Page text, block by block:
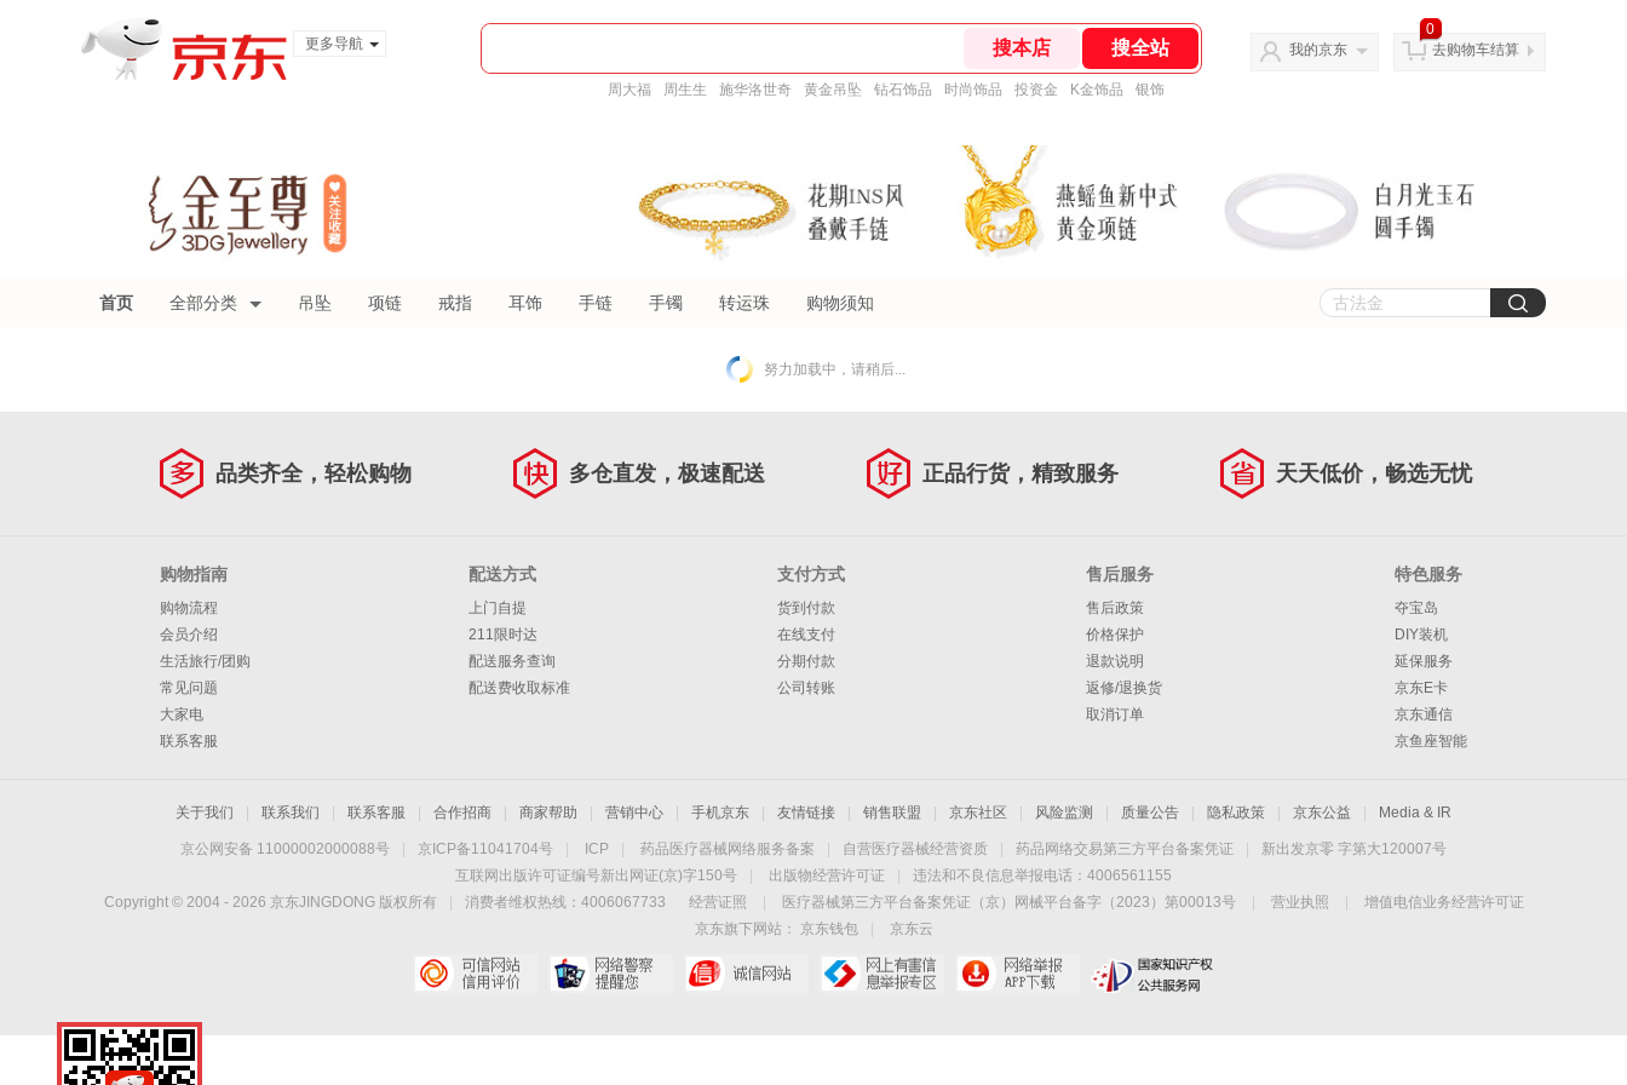
更多导航
周大福 周生生 施华洛世奇 黄金吊坠 钻石饰品 时尚饰品 投资金 K金饰品 银饰
我的京东
0
去购物车结算
首页 全部分类 吊坠 项链 戒指 耳饰 手链 手镯 转运珠 购物须知
努力加载中，请稍后...
品类齐全，轻松购物 多仓直发，极速配送 正品行货，精致服务 天天低价，畅选无忧
购物指南
购物流程
会员介绍
生活旅行/团购
常见问题
大家电
联系客服
配送方式
上门自提
211限时达
配送服务查询
配送费收取标准
支付方式
货到付款
在线支付
分期付款
公司转账
售后服务
售后政策
价格保护
退款说明
返修/退换货
取消订单
特色服务
夺宝岛
DIY装机
延保服务
京东E卡
京东通信
京鱼座智能
关于我们 联系我们 联系客服 合作招商 商家帮助 营销中心 手机京东 友情链接 销售联盟 京东社区 风险监测 质量公告 隐私政策 京东公益 Media & IR
京公网安备 11000002000088号 京ICP备11041704号 ICP 药品医疗器械网络服务备案 自营医疗器械经营资质 药品网络交易第三方平台备案凭证
新出发京零 字第大120007号
互联网出版许可证编号新出网证(京)字150号
出版物经营许可证
违法和不良信息举报电话：4006561155
Copyright © 2004 - 2026 京东JINGDONG 版权所有 消费者维权热线：4006067733 经营证照 医疗器械第三方平台备案凭证（京）网械平台备字（2023）第00013号 营业执照
增值电信业务经营许可证
京东旗下网站：
京东钱包 京东云